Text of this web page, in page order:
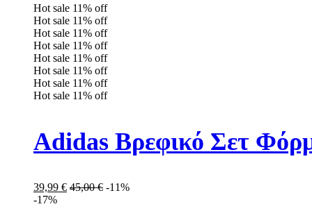
Hot sale 11% off
Hot sale 11% off
Hot sale 11% off
Hot sale 11% off
Hot sale 11% off
Hot sale 11% off
Hot sale 11% off
Hot sale 11% off
Adidas Βρεφικό Σετ
39,99 € 45,00€ -11%
-17%